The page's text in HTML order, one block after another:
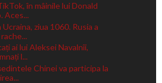
în mâinile lui Donald
Aces...
Ucraina, ziua 1060. Rusia a
ai lui Aleksei Navalnîi,
l...
Chinei va participa la